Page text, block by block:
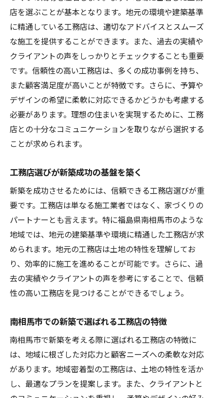
店を選ぶことが基本となります。地元の環境や建築基準
に精通している工務店は、適切なアドバイスとスムーズ
な施工を提供することができます。また、過去の実績や
クライアントの声をしっかりとチェックすることも重要
です。信頼性の高い工務店は、多くの成功事例を持ち、
また顧客満足度が高いことが特徴です。さらに、予算や
デザインの希望に柔軟に対応できるかどうかも考慮する
必要があります。理想の住まいを実現するために、工務
店との十分なコミュニケーションを取りながら選択する
ことが求められます。
工務店選びが新築成功の基盤を築く
新築を成功させるためには、信頼できる工務店選びが重
要です。工務店は単なる施工業者ではなく、家づくりの
パートナーとも言えます。特に福島県南相馬市のような
地域では、地元の建築基準や環境に精通した工務店が求
められます。地元の工務店は土地の特性を理解してお
り、効率的に施工を進めることが可能です。さらに、過
去の実績やクライアントの声を参考にすることで、信頼
性の高い工務店を見つけることができるでしょう。
南相馬市での新築で選ばれる工務店の特徴
南相馬市で新築を考える際に選ばれる工務店の特徴に
は、地域に根ざした対応力と顧客ニーズへの柔軟な対応
があります。地域密着型の工務店は、土地の特性を活か
し、最適なプランを提案します。また、クライアントと